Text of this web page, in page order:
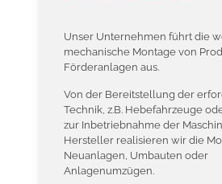
Unser Unternehmen führt die
mechanische Montage von
Förderanlagen aus.
Von der Bereitstellung der
Technik, z.B. Hebefahrzeuge
zur Inbetriebnahme der
Hersteller realisieren wir die
Neuanlagen, Umbauten oder
Anlagenumzügen.